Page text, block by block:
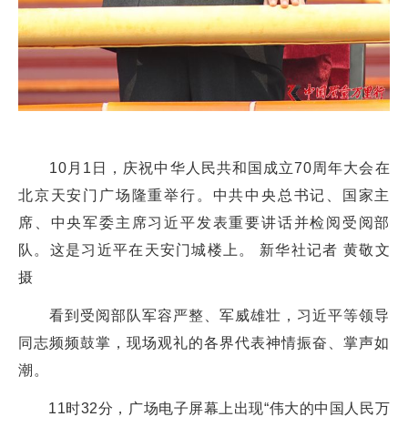
10月1日，庆祝中华人民共和国成立70周年大会在
北京天安门广场隆重举行。中共中央总书记、国家主
席、中央军委主席习近平发表重要讲话并检阅受阅部
队。这是习近平在天安门城楼上。 新华社记者 黄敬文
摄
看到受阅部队军容严整、军威雄壮，习近平等领导
同志频频鼓掌，现场观礼的各界代表神情振奋、掌声如
潮。
11时32分，广场电子屏幕上出现“伟大的中国人民万